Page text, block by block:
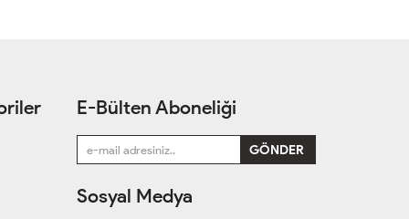
E-Bülten Aboneliği
Sosyal Medya